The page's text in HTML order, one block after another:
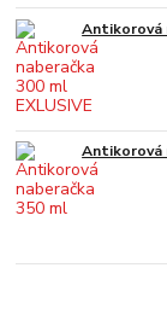
Antikorová
Antikorová